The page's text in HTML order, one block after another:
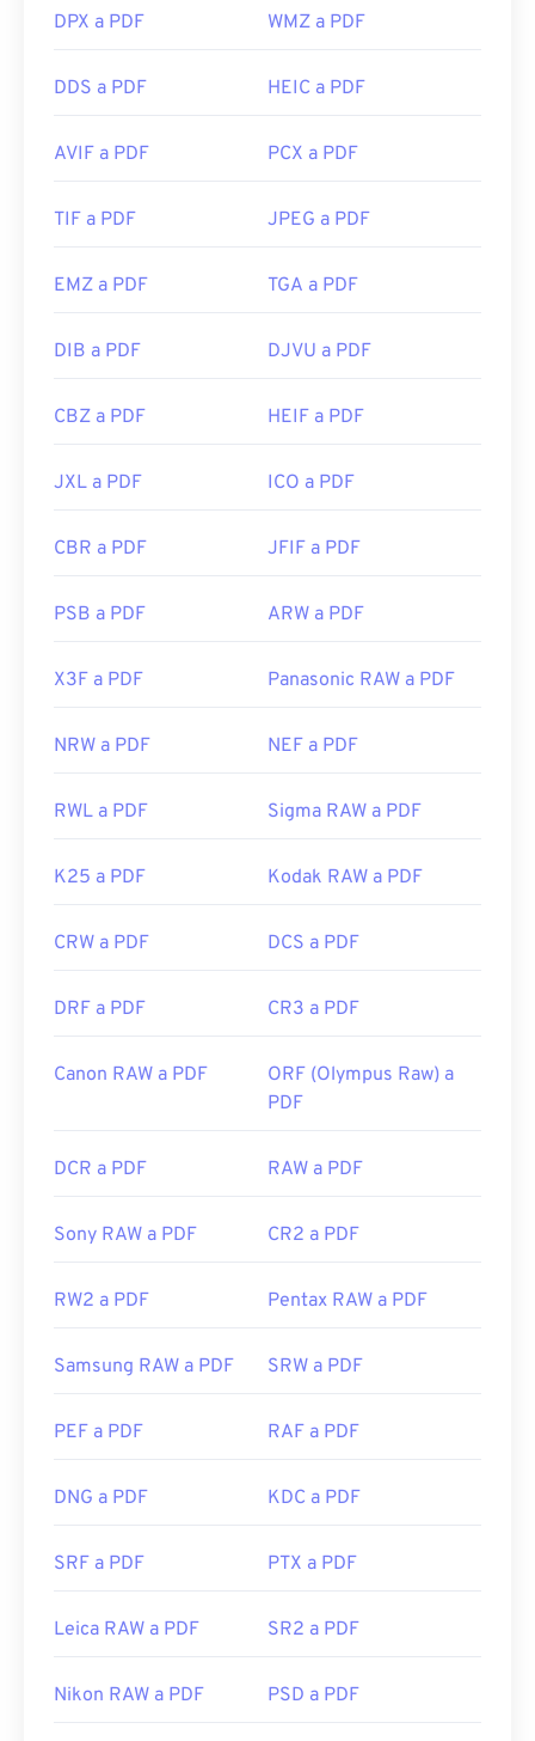
DPX a PDF WMZ a PDF
DDS a PDF HEIC a PDF
AVIF a PDF PCX a PDF
TIF a PDF JPEG a PDF
EMZ a PDF TGA a PDF
DIB a PDF DJVU a PDF
CBZ a PDF HEIF a PDF
JXL a PDF ICO a PDF
CBR a PDF JFIF a PDF
PSB a PDF ARW a PDF
X3F a PDF Panasonic RAW a PDF
NRW a PDF NEF a PDF
RWL a PDF Sigma RAW a PDF
K25 a PDF Kodak RAW a PDF
CRW a PDF DCS a PDF
DRF a PDF CR3 a PDF
Canon RAW a PDF
ORF (Olympus Raw) a
PDF
DCR a PDF RAW a PDF
Sony RAW a PDF CR2 a PDF
RW2 a PDF Pentax RAW a PDF
Samsung RAW a PDF SRW a PDF
PEF a PDF RAF a PDF
DNG a PDF KDC a PDF
SRF a PDF PTX a PDF
Leica RAW a PDF SR2 a PDF
Nikon RAW a PDF PSD a PDF